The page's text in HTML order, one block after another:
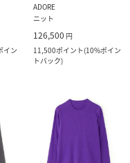
イン
ADORE
ニット
126,500 円
11,500ポイント(10%ポイン
トバック)